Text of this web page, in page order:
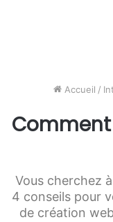
Accueil /
Vous cherchez
4 conseils pour
de création